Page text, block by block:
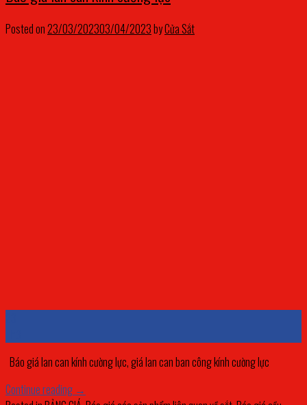
Posted on23/03/202303/04/2023byCửa Sắt
Báo giá lan can kính cường lực, giá lan can ban công kính cường lực
Continue reading →